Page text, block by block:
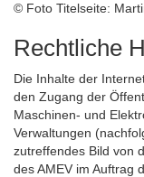
© Foto Titelseite:
Rechtliche
Die Inhalte der
den Zugang der
Maschinen- und
Verwaltungen
zutreffendes Bild von
des AMEV im Auftrag